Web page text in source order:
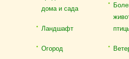
дома и сада
Ландшафт
Огород